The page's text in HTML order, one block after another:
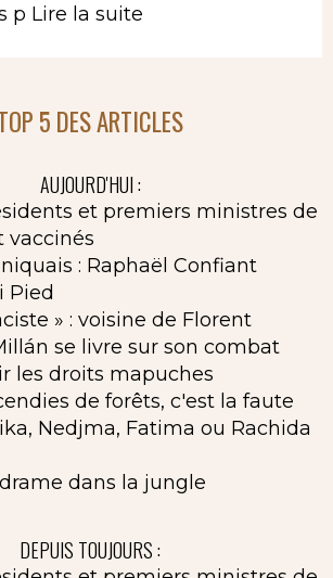
p Lire la suite
5 DES ARTICLES
AUJOURD'HUI :
et premiers ministres de
vaccinés
: Raphaël Confiant
Pied
» : voisine de Florent
se livre sur son combat
les droits mapuches
de forêts, c'est la faute
Nedjma, Fatima ou Rachida
dans la jungle
DEPUIS TOUJOURS :